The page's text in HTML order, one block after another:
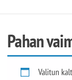
Pahan
Valitun